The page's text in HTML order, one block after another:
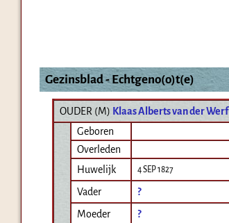
Gezinsblad - Echtgeno(o)t(e)
OUDER (M) Klaas Alberts van der Werf
Geboren
Overleden
Huwelijk
4 SEP 1827
Vader
?
Moeder
?